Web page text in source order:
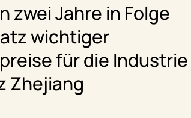
zwei Jahre in Folge
wichtiger
für die Industrie
Zhejiang